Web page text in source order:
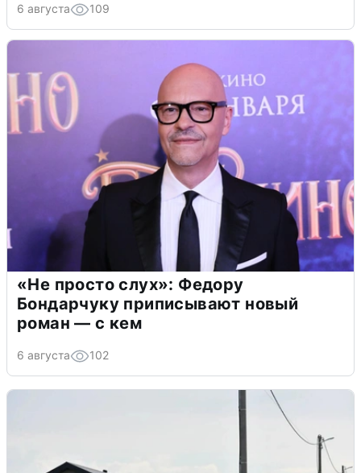
6 августа 109
«Не просто слух»: Федору
Бондарчуку приписывают новый
роман — с кем
6 августа 102